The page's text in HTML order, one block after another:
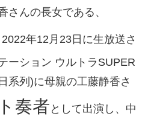
さんの長女である、
2022年12月23日に生放送さ
ーション ウルトラSUPER
系列)に母親の工藤静香さ
奏者 として出演し、中